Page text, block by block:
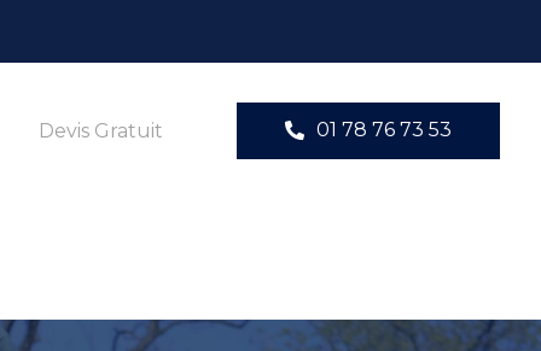
Devis Gratuit 01 78 76 73 53